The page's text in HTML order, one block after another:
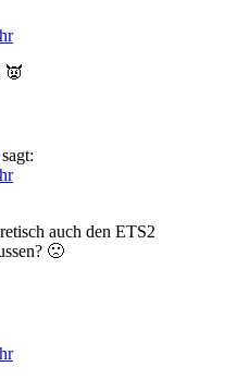
👿
sagt:
auch den ETS2
🙁